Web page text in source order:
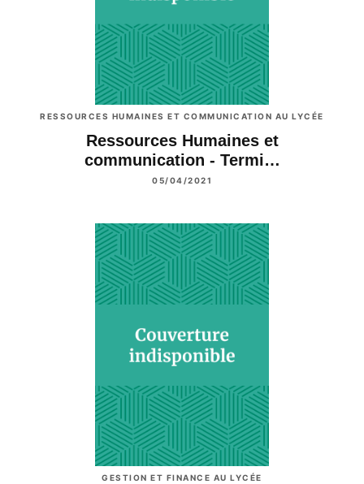
RESSOURCES HUMAINES ET COMMUNICATION AU LYCÉE
Ressources Humaines et
communication - Termi…
05/04/2021
GESTION ET FINANCE AU LYCÉE